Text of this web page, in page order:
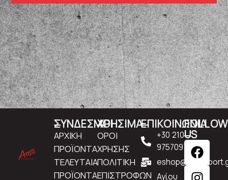
ΣΥΝΔΕΣΜΟΙ
ΑΡΧΙΚΗ
ΠΡΟΪΟΝΤΑ
ΤΕΛΕΥΤΑΙΑ
ΠΡΟΪΟΝΤΑ
ΧΡΗΣΙΜΑ
ΟΡΟΙ
ΧΡΗΣΗΣ
ΠΟΛΙΤΙΚΗ
ΕΠΙΣΤΡΟΦΩΝ
ΕΠΙΚΟΙΝΩΝΙΑ
+30 210
9757097
Αγίου
FOLLOW
US